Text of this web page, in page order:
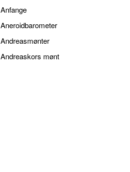
Anfange
Aneroidbarometer
Andreasmønter
Andreaskors mønt